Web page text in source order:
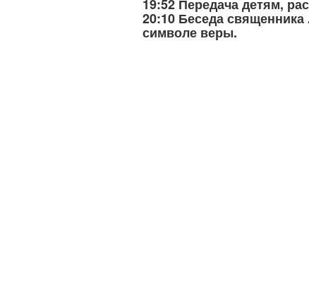
19:52 Передача детям,
20:10 Беседа
символе веры.